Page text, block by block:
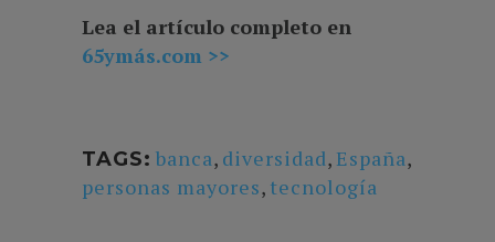
Lea el artículo completo en
65ymás.com >>
TAGS: banca, diversidad,España,
personas mayores, tecnología